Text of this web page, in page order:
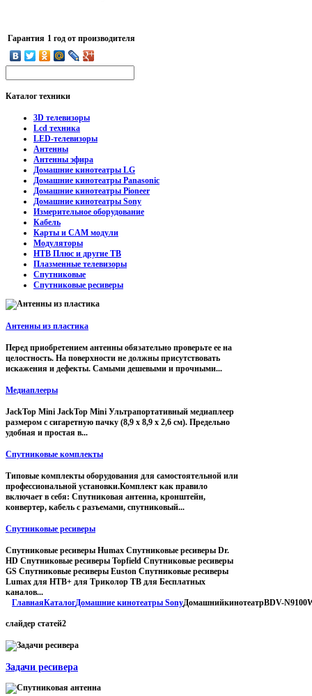
Гарантия 1 год от производителя
Каталогтехники
3D телевизоры
Lcd техника
LED-телевизоры
Антенны
Антенны эфира
Домашние кинотеатры LG
Домашние кинотеатры Panasonic
Домашние кинотеатры Pioneer
Домашние кинотеатры Sony
Измерительное оборудование
Кабель
Карты и CAM модули
Модуляторы
НТВ Плюс и другие ТВ
Плазменные телевизоры
Спутниковые
Спутниковые ресиверы
Антенны из пластика
Перед приобретением антенны обязательно проверьте ее на
целостность. На поверхности не должны присутствовать
искажения и дефекты. Самыми дешевыми и прочными...
Медиаплееры
JackTop Mini JackTop Mini Ультрапортативный медиаплеер
размером с сигаретную пачку (8,9 x 8,9 x 2,6 см). Предельно
удобная и простая в...
Спутниковые комплекты
Типовые комплекты оборудования для самостоятельной или
профессиональной установки.Комплект как правило
включает в себя: Спутниковая антенна, кронштейн,
конвертер, кабель с разъемами, спутниковый...
Спутниковые ресиверы
Спутниковые ресиверы Humax Спутниковые ресиверы Dr.
HD Спутниковые ресиверы Topfield Спутниковые ресиверы
GS Спутниковые ресиверы Euston Спутниковые ресиверы
Lumax для НТВ+ для Триколор ТВ для Бесплатных
каналов...
ГлавнаяКаталогДомашние кинотеатры SonyДомашнийкинотеатрBDV-
слайдер статей2
Задачи ресивера